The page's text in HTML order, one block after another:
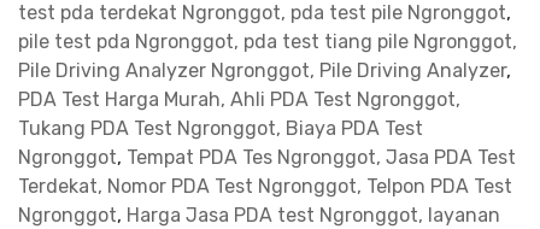
test pda terdekat Ngronggot, pda test pile Ngronggot,
pile test pda Ngronggot, pda test tiang pile Ngronggot,
Pile Driving Analyzer Ngronggot, Pile Driving Analyzer,
PDA Test Harga Murah, Ahli PDA Test Ngronggot,
Tukang PDA Test Ngronggot, Biaya PDA Test
Ngronggot, Tempat PDA Tes Ngronggot, Jasa PDA Test
Terdekat, Nomor PDA Test Ngronggot, Telpon PDA Test
Ngronggot, Harga Jasa PDA test Ngronggot, layanan